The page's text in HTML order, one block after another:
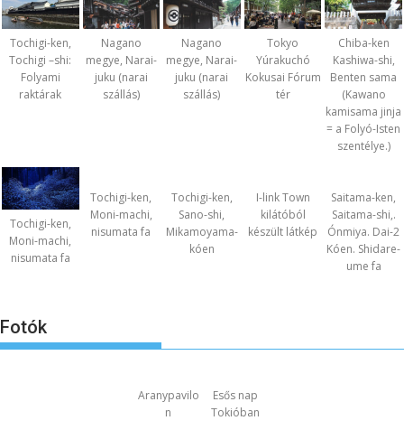
Tochigi-ken,
Tochigi –shi:
Folyami
raktárak
Nagano
megye, Narai-
juku (narai
szállás)
Nagano
megye, Narai-
juku (narai
szállás)
Tokyo
Yúrakuchó
Kokusai Fórum
tér
Chiba-ken
Kashiwa-shi,
Benten sama
(Kawano
kamisama jinja
= a Folyó-Isten
szentélye.)
Tochigi-ken,
Moni-machi,
nisumata fa
Tochigi-ken,
Moni-machi,
nisumata fa
Tochigi-ken,
Sano-shi,
Mikamoyama-
kóen
I-link Town
kilátóból
készült látkép
Saitama-ken,
Saitama-shi,.
Ónmiya. Dai-2
Kóen. Shidare-
ume fa
Fotók
Aranypavilo
n
Esős nap
Tokióban